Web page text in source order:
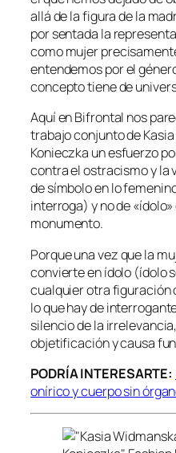
allá de la figura de la
por sentada la
como mujer
entendemos por el
concepto tiene de
Aquí en Bifrontal nos
trabajo conjunto de
Konieczka un esfuerzo
contra el ostracismo y la
de símbolo en lo
interroga) y no de
monumento.
Porque una vez que la
convierte en ídolo (ídolo
cualquier otra figuración
lo que hay de
silencio de la
objetificación y causa
PODRÍA INTERESARTE:
onírico y cuerpo sin